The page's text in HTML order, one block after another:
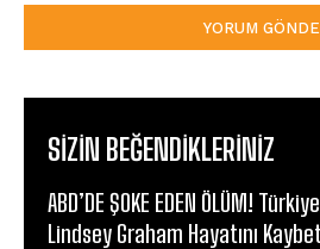
SIZIN BEĞENDIKLERINIZ
ABD’DE ŞOKE EDEN ÖLÜM!
Lindsey Graham Hayatını